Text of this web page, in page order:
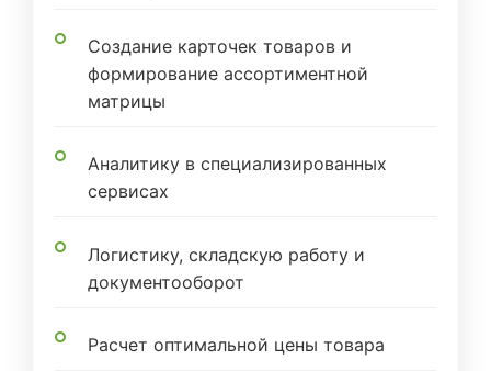
Создание карточек товаров и
формирование ассортиментной
матрицы
Аналитику в специализированных
сервисах
Логистику, складскую работу и
документооборот
Расчет оптимальной цены товара